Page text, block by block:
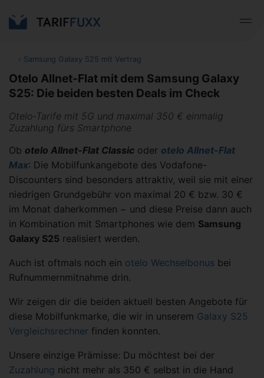
‹ Samsung Galaxy S25 mit Vertrag
Otelo Allnet-Flat mit dem Samsung Galaxy
S25: Die beiden besten Deals im Check
Otelo-Tarife mit 5G und maximal 350 € einmalig
Zuzahlung fürs Smartphone
Ob otelo Allnet-Flat Classic oder otelo Allnet-Flat
Max: Die Mobilfunkangebote des Vodafone-
Discounters sind besonders attraktiv, weil sie mit einer
niedrigen Grundgebühr von maximal 20 € bzw. 30 €
im Monat daherkommen − und diese Preise dann auch
in Kombination mit Smartphones wie dem Samsung
Galaxy S25 realisiert werden.
Auch ist oftmals noch ein otelo Wechselbonus bei
Rufnummernmitnahme drin.
Wir zeigen dir die beiden aktuell besten Angebote für
diese Mobilfunkmarke, die wir in unserem Galaxy S25
Vergleichsrechner finden konnten.
Unsere einzige Prämisse: Du möchtest bei der
Zuzahlung nicht mehr als 350 € selbst in die Hand